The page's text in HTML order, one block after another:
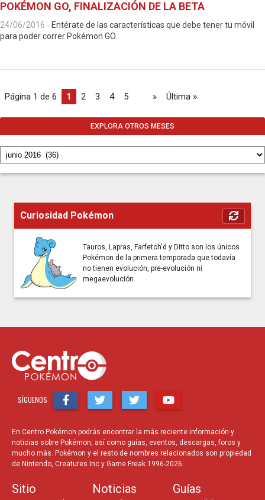
POKÉMON GO, FINALIZACIÓN DE LA BETA
24/06/2016 - Entérate de las características que debe tener tu móvil
para poder correr Pokémon GO.
Página 1 de 6 1 2 3 4 5 » Última »
EXPLORA OTROS MESES
Curiosidad Pokémon
Tauros, Lapras, Farfetch'd y Ditto son los únicos
Pokémon de la primera temporada que todavía
no tienen evolución, pre-evolución ni
megaevolución.
SÍGUENOS
En Centro Pokémon podrás encontrar la más reciente información y
noticias sobre Pokémon, así como guías, eventos, descargas, foros y
mucho más. Pokémon y el resto de nombres relacionados son propiedad
de Nintendo, Creatures Inc y Game Freak 1996-2026.
Sitio Noticias Guías